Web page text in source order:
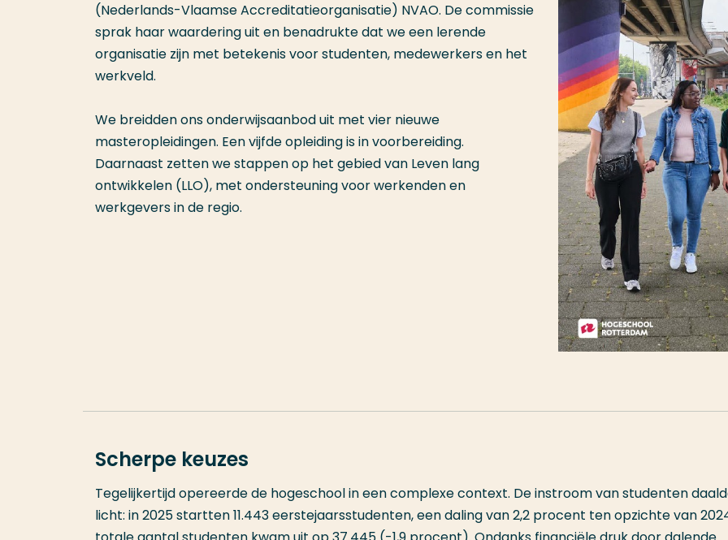
(Nederlands-Vlaamse Accreditatieorganisatie) NVAO. De commissie
sprak haar waardering uit en benadrukte dat we een lerende
organisatie zijn met betekenis voor studenten, medewerkers en het
werkveld.
We breidden ons onderwijsaanbod uit met vier nieuwe
masteropleidingen. Een vijfde opleiding is in voorbereiding.
Daarnaast zetten we stappen op het gebied van Leven lang
ontwikkelen (LLO), met ondersteuning voor werkenden en
werkgevers in de regio.
Scherpe keuzes
Tegelijkertijd opereerde de hogeschool in een complexe context. De instroom van studenten
licht: in 2025 startten 11.443 eerstejaarsstudenten, een daling van 2,2 procent ten opzichte van